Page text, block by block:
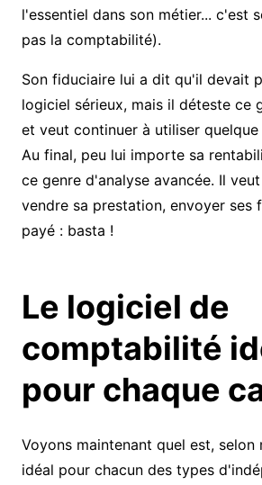
l'essentiel dans son métier... c'est
pas la comptabilité).
Son fiduciaire lui a dit qu'il devait
logiciel sérieux, mais il déteste ce
et veut continuer à utiliser
Au final, peu lui importe sa
ce genre d'analyse avancée. Il
vendre sa prestation, envoyer ses
payé : basta !
Le logiciel de
comptabilité
pour chaque
Voyons maintenant quel est, selon
idéal pour chacun des types